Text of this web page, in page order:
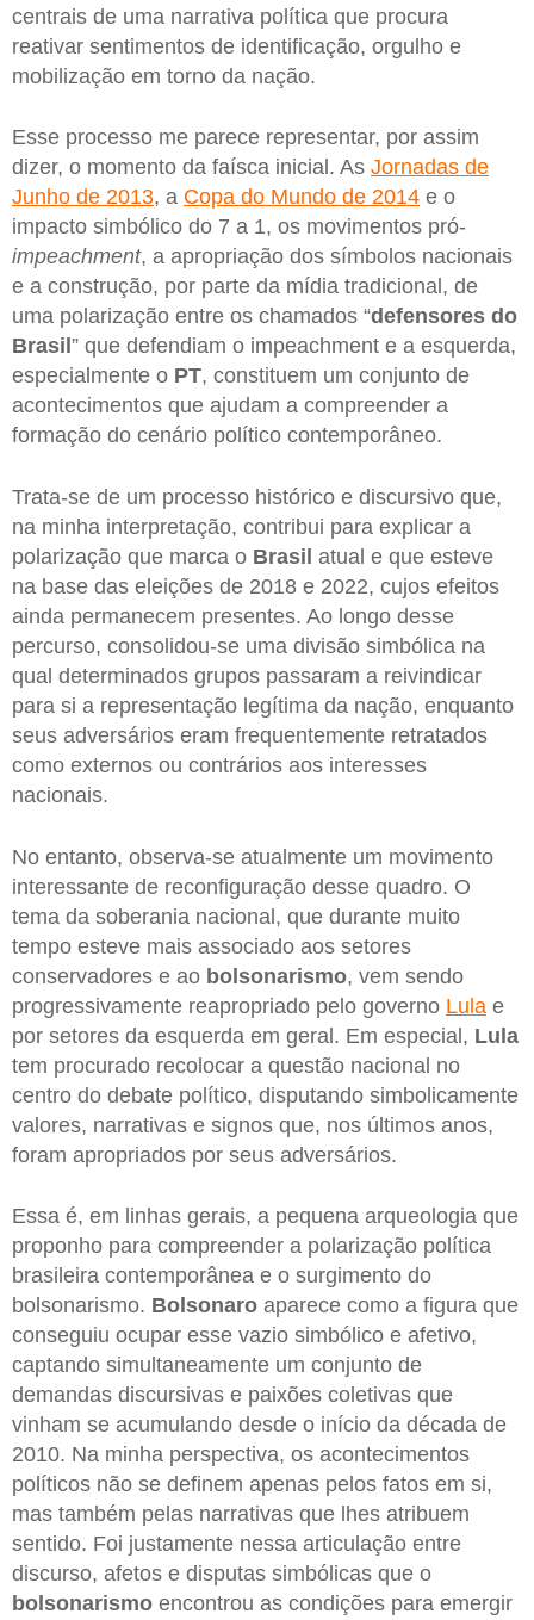
centrais de uma narrativa política que procura
reativar sentimentos de identificação, orgulho e
mobilização em torno da nação.
Esse processo me parece representar, por assim
dizer, o momento da faísca inicial. As Jornadas de
Junho de 2013, a Copa do Mundo de 2014 e o
impacto simbólico do 7 a 1, os movimentos pró-
impeachment, a apropriação dos símbolos nacionais
e a construção, por parte da mídia tradicional, de
uma polarização entre os chamados “defensores do
Brasil ” que defendiam o impeachment e a esquerda,
especialmente o PT, constituem um conjunto de
acontecimentos que ajudam a compreender a
formação do cenário político contemporâneo.
Trata-se de um processo histórico e discursivo que,
na minha interpretação, contribui para explicar a
polarização que marca o Brasil atual e que esteve
na base das eleições de 2018 e 2022, cujos efeitos
ainda permanecem presentes. Ao longo desse
percurso, consolidou-se uma divisão simbólica na
qual determinados grupos passaram a reivindicar
para si a representação legítima da nação, enquanto
seus adversários eram frequentemente retratados
como externos ou contrários aos interesses
nacionais.
No entanto, observa-se atualmente um movimento
interessante de reconfiguração desse quadro. O
tema da soberania nacional, que durante muito
tempo esteve mais associado aos setores
conservadores e ao bolsonarismo, vem sendo
progressivamente reapropriado pelo governo Lula e
por setores da esquerda em geral. Em especial, Lula
tem procurado recolocar a questão nacional no
centro do debate político, disputando simbolicamente
valores, narrativas e signos que, nos últimos anos,
foram apropriados por seus adversários.
Essa é, em linhas gerais, a pequena arqueologia que
proponho para compreender a polarização política
brasileira contemporânea e o surgimento do
bolsonarismo. Bolsonaro aparece como a figura que
conseguiu ocupar esse vazio simbólico e afetivo,
captando simultaneamente um conjunto de
demandas discursivas e paixões coletivas que
vinham se acumulando desde o início da década de
2010. Na minha perspectiva, os acontecimentos
políticos não se definem apenas pelos fatos em si,
mas também pelas narrativas que lhes atribuem
sentido. Foi justamente nessa articulação entre
discurso, afetos e disputas simbólicas que o
bolsonarismo encontrou as condições para emergir